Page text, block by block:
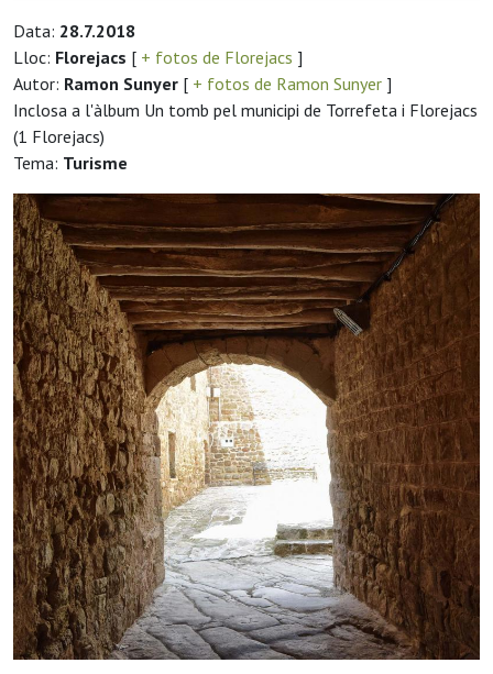
Data: 28.7.2018
Lloc: Florejacs [ + fotos de Florejacs ]
Autor: Ramon Sunyer [ + fotos de Ramon Sunyer ]
Inclosa a l'àlbum Un tomb pel municipi de Torrefeta i Florejacs
(1 Florejacs)
Tema: Turisme